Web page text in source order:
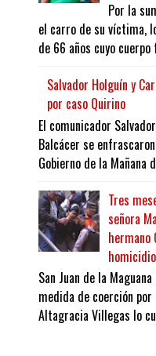
Por la
el carro de su víctima,
de 66 años cuyo
Salvador Holguín y
por caso Quirino
El comunicador
Balcácer se
Gobierno de la Mañana
Tres
señora
hermano
San Juan de la
medida de coerción
Altagracia Villegas lo